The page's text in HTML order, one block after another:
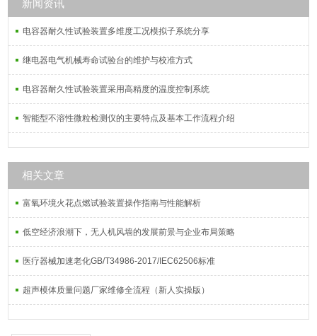
新闻资讯
电容器耐久性试验装置多维度工况模拟子系统分享
继电器电气机械寿命试验台的维护与校准方式
电容器耐久性试验装置采用高精度的温度控制系统
智能型不溶性微粒检测仪的主要特点及基本工作流程介绍
相关文章
富氧环境火花点燃试验装置操作指南与性能解析
低空经济浪潮下，无人机风墙的发展前景与企业布局策略
医疗器械加速老化GB/T34986-2017/IEC62506标准
超声模体质量问题厂家维修全流程（新人实操版）